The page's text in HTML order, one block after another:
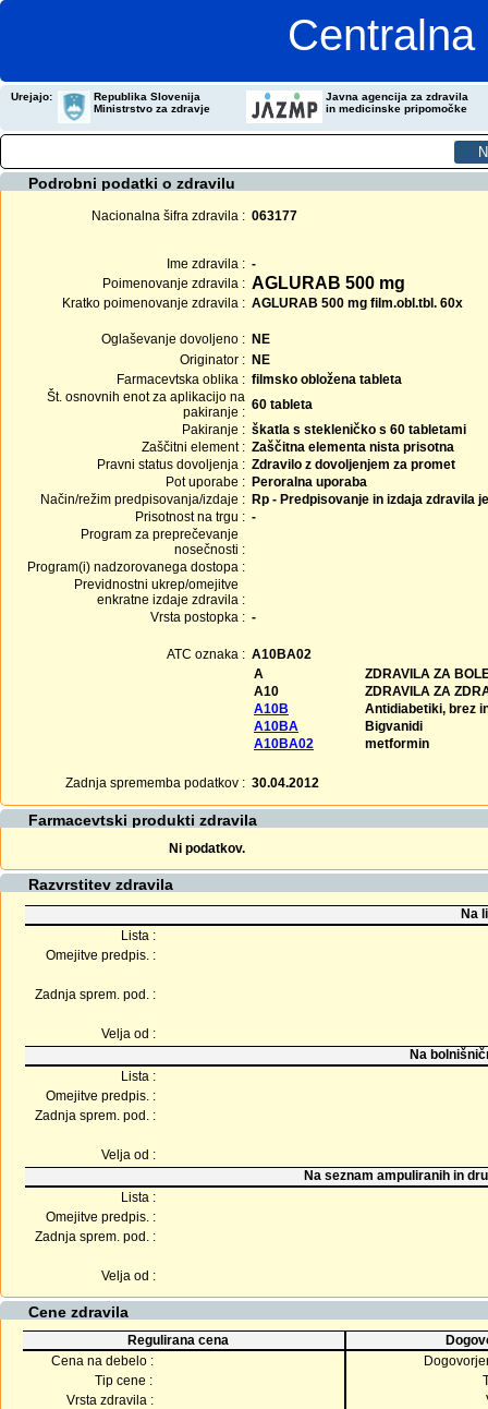
Urejajo:
Republika Slovenija
Ministrstvo za zdravje
Javna agencija za zdravila
in medicinske pripomočke
Podrobni podatki o zdravilu
Nacionalna šifra zdravila : 063177
Ime zdravila : -
Poimenovanje zdravila : AGLURAB 500 mg
Kratko poimenovanje zdravila : AGLURAB 500 mg film.obl.tbl. 60x
Oglaševanje dovoljeno : NE
Originator : NE
Farmacevtska oblika : filmsko obložena tableta
Št. osnovnih enot za aplikacijo na
pakiranje : 60 tableta
Pakiranje : škatla s stekleničko s 60 tabletami
Zaščitni element : Zaščitna elementa nista prisotna
Pravni status dovoljenja : Zdravilo z dovoljenjem za promet
Pot uporabe : Peroralna uporaba
Način/režim predpisovanja/izdaje : Rp - Predpisovanje in izdaja zdravila
Prisotnost na trgu : -
Program za preprečevanje
nosečnosti :
Program(i) nadzorovanega dostopa :
Previdnostni ukrep/omejitve
enkratne izdaje zdravila :
Vrsta postopka : -
ATC oznaka : A10BA02
A
ZDRAVILA ZA
A10
ZDRAVILA ZA
A10B
Antidiabetiki, brez
A10BA
Bigvanidi
A10BA02
metformin
Zadnja sprememba podatkov : 30.04.2012
Farmacevtski produkti zdravila
Ni podatkov.
Razvrstitev zdravila
Na
Lista :
Omejitve predpis. :
Zadnja sprem. pod. :
Velja od :
Na
Lista :
Omejitve predpis. :
Zadnja sprem. pod. :
Velja od :
Na seznam ampuliranih in
Lista :
Omejitve predpis. :
Zadnja sprem. pod. :
Velja od :
Cene zdravila
Regulirana cena
Cena na debelo :
Tip cene :
Vrsta zdravila :